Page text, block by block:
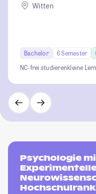
Witten
Bachelor 6 Semester
NC-frei studierenkleine
Psychologie